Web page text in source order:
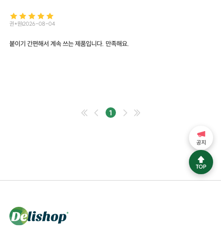
권*원2026-08-04
붙이기 간편해서 계속 쓰는 제품입니다. 만족해요.
1
공지